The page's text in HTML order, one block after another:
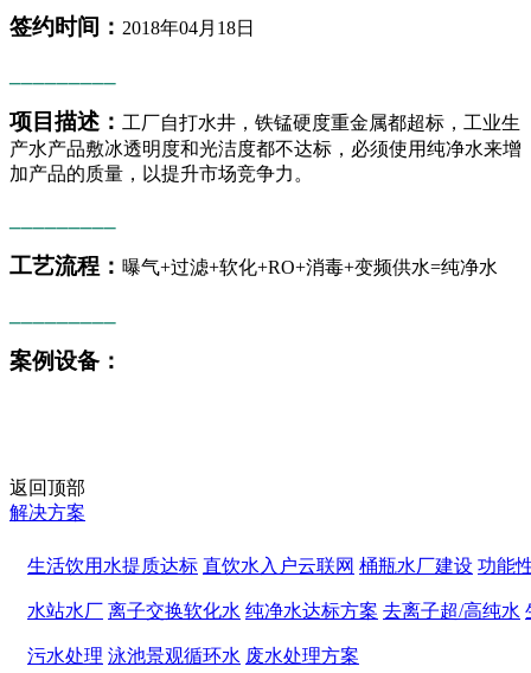
签约时间： 2018年04月18日
项目描述： 工厂自打水井，铁锰硬度重金属都超标，工业生
产水产品敷冰透明度和光洁度都不达标，必须使用纯净水来增
加产品的质量，以提升市场竞争力 。
工艺流程： 曝气+过滤+软化+RO+消毒+变频供水=纯净水
案例设备：
返回顶部
解决方案
生活饮用水提质达标 直饮水入户云联网 桶瓶水厂建设 功能
水站水厂 离子交换软化水 纯净水达标方案 去离子超/高纯水
污水处理 泳池景观循环水 废水处理方案